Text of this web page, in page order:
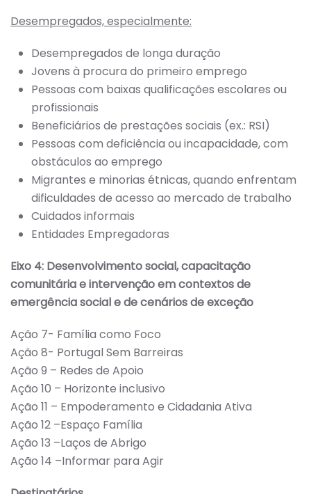
Desempregados, especialmente:
Desempregados de longa duração
Jovens à procura do primeiro emprego
Pessoas com baixas qualificações escolares ou
profissionais
Beneficiários de prestações sociais (ex.: RSI)
Pessoas com deficiência ou incapacidade, com
obstáculos ao emprego
Migrantes e minorias étnicas, quando enfrentam
dificuldades de acesso ao mercado de trabalho
Cuidados informais
Entidades Empregadoras
Eixo 4: Desenvolvimento social, capacitação
comunitária e intervenção em contextos de
emergência social e de cenários de exceção
Ação 7- Família como Foco
Ação 8- Portugal Sem Barreiras
Ação 9 – Redes de Apoio
Ação 10 – Horizonte inclusivo
Ação 11 – Empoderamento e Cidadania Ativa
Ação 12 –Espaço Família
Ação 13 –Laços de Abrigo
Ação 14 –Informar para Agir